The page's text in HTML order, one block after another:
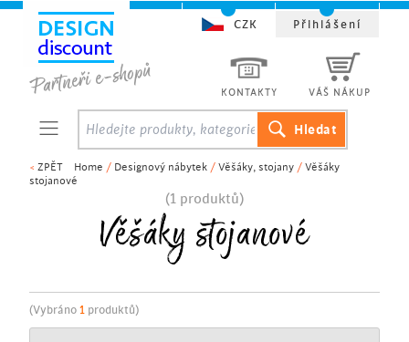
< ZPĚT Home / Designový nábytek / Věšáky, stojany / Věšáky
stojanové
(1 produktů)
Věšáky stojanové
(Vybráno 1 produktů)
KONTAKTY VÁŠ NÁKUP
CZK Přihlášení